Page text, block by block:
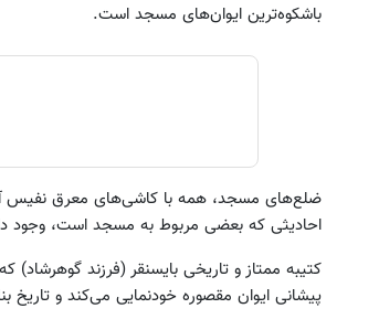
باشکوه‌ترین ایوان‌‌های مسجد است.
ضلع‌های مسجد، همه با کاشی‌‌های معرق نفیس
احادیثی که بعضی مربوط به مسجد است، وجود
کتیبه ممتاز و تاریخی بایسنقر (فرزند گوهرشاد)
پیشانی ایوان مقصوره خودنمایی می‌کند و